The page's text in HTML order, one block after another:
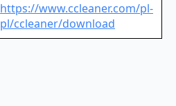
https://www.ccleaner.com/pl-
pl/ccleaner/download